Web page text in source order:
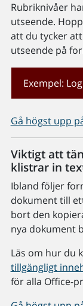
Rubriknivåer
utseende.
att du tycker
utseende på
Exempel:
Gå högst upp
Viktigt att
klistrar in
Ibland följer
dokument till
bort den
nya dokument
Läs om hur du
tillgängligt
för alla Office-